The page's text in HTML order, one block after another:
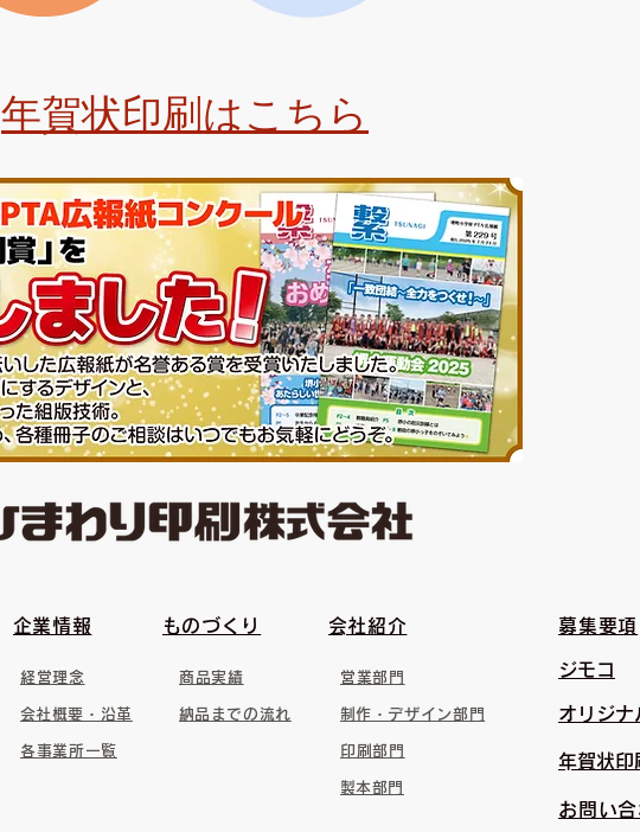
年賀状印刷はこちら
​企業情報
経営理念
​会社概要・沿革
各事業所一覧
​ものづくり ​会社紹介
商品実績 営業部門
​納品までの流れ ​制作・デザイン部門
印刷部門
​製本部門
募集要項
​ジモコ
オリジナ
年賀状印
お問い